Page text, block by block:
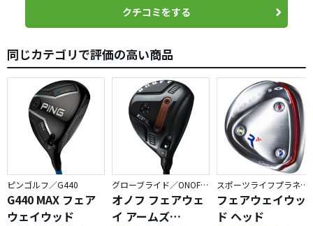
３．トルクの数値だけでそのクラブの硬・軟は言えませんが、今
回のONOFF-FWをワッグルしますと、同モデルのドライバー同
４．(a). 本日、練習場での初打ちでは右手部分のグリップも細い
ことから、大丈夫かなといった不安が有りましたが、結果は良好
で絶対左に行かない為 安心してコースでも使えそうです。(b). S
シャフトだから強振しなければいけないとは考えず、テイクバッ
クと同じようにゆったりと振ると、強く高いボールが出ます。
５．型遅れの為 極めて安価で購入出来ましたが、品物も少なく
なっている由、アベレージゴルファーでクラブの買い替えを考え
ている方々に同シリーズのドライバー同様、強くお奨めできる
FWです。
クチコミをする
同じカテゴリで評価の高い商品
ピンゴルフ／G440
G440 MAX フェア
ウェイウッド
グローブライド／ONOFF AKA
オノフ フェアウェ
イ アームズ
スポーツライフプラネッツ／RODDIO
フェアウェイウッ
ド ヘッド